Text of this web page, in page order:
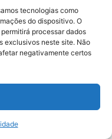
tecnologias como
do dispositivo. O
processar dados
exclusivos neste site. Não
negativamente certos